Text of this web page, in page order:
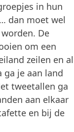
in hun
dan moet wel
De
om een
zeilen en al
ga je aan land
tweetallen ga
aan elkaar
en bij de